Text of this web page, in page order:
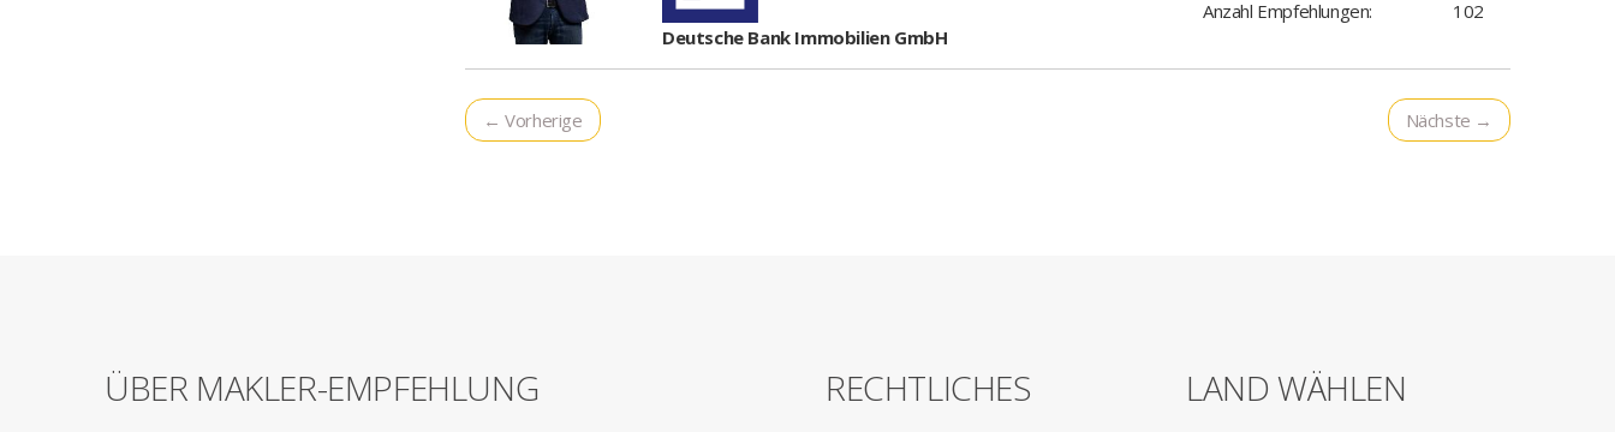
Deutsche Bank Immobilien GmbH
Anzahl Empfehlungen: 102
← Vorherige Nächste →
ÜBER MAKLER-EMPFEHLUNG RECHTLICHES LAND WÄHLEN